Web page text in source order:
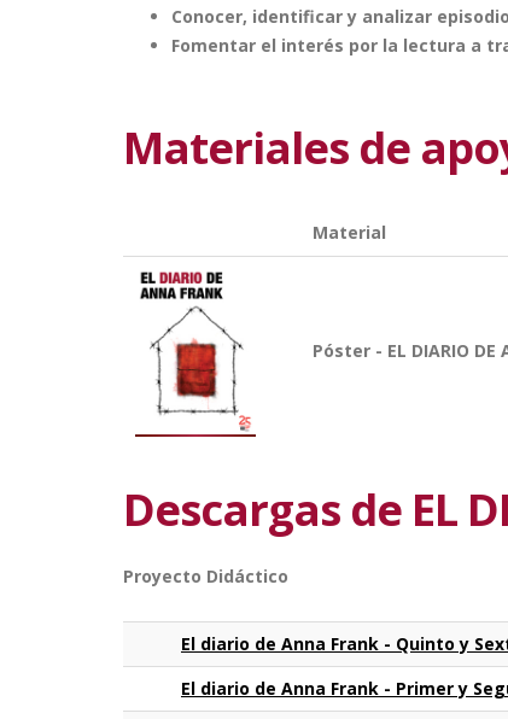
Conocer, identificar y analizar
Fomentar el interés por la lectura a
Materiales de
Material
Póster - EL DIARIO DE
Descargas de EL
Proyecto Didáctico
El diario de Anna Frank - Quinto y
El diario de Anna Frank - Primer y